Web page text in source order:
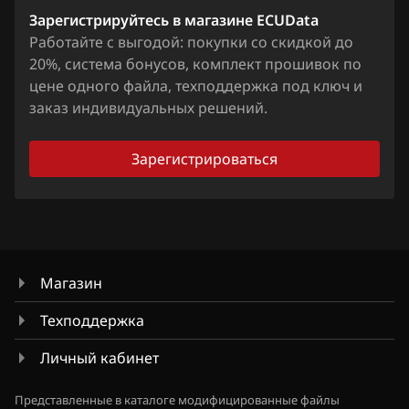
Jaguar
Jeep
Jetour
Kaiyi
Kia
Lancia
Land Rover
Lexus
Lifan
Зарегистрируйтесь в магазине ECUData
Работайте с выгодой: покупки со скидкой до
20%, система бонусов, комплект прошивок по
цене одного файла, техподдержка под ключ и
заказ индивидуальных решений.
Зарегистрироваться
Магазин
Техподдержка
Личный кабинет
Представленные в каталоге модифицированные файлы